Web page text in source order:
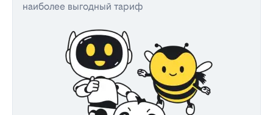
наиболее выгодный тариф